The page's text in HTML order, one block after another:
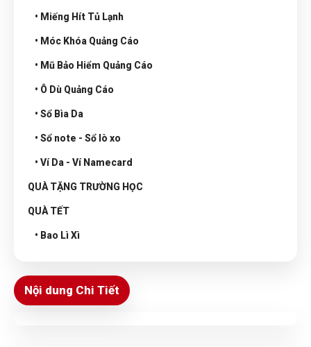
• Miếng Hít Tủ Lạnh
• Móc Khóa Quảng Cáo
• Mũ Bảo Hiểm Quảng Cáo
• Ô Dù Quảng Cáo
• Sổ Bìa Da
• Sổ note - Sổ lò xo
• Ví Da - Ví Namecard
QUÀ TẶNG TRƯỜNG HỌC
QUÀ TẾT
• Bao Lì Xì
Nội dung Chi Tiết